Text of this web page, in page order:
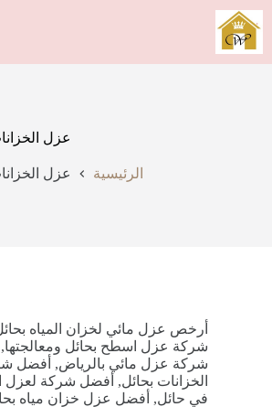
التجاوز
إلى
المحتوى
عزل
الرئيسية عزل
أرخص عزل مائي لخزان المياه
شركة عزل اسطح بحائل ومعالجتها,
شركة عزل مائي بالرياض, أفضل
الخزانات بحائل, أفضل شركة لعزل
في حائل, أفضل عزل خزان مياه